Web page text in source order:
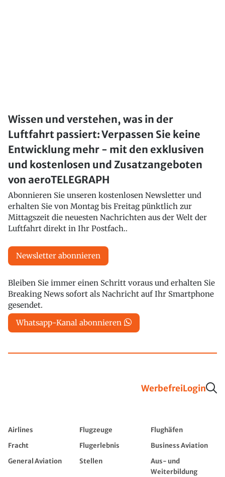
Wissen und verstehen, was in der
Luftfahrt passiert: Verpassen Sie keine
Entwicklung mehr - mit den exklusiven
und kostenlosen und Zusatzangeboten
von aeroTELEGRAPH
Abonnieren Sie unseren kostenlosen Newsletter und
erhalten Sie von Montag bis Freitag pünktlich zur
Mittagszeit die neuesten Nachrichten aus der Welt der
Luftfahrt direkt in Ihr Postfach..
Newsletter abonnieren
Bleiben Sie immer einen Schritt voraus und erhalten Sie
Breaking News sofort als Nachricht auf Ihr Smartphone
gesendet.
Whatsapp-Kanal abonnieren
WerbefreiLogin
Airlines Flugzeuge
Flughäfen
Fracht
Flugerlebnis
Business Aviation
General Aviation
Stellen
Aus- und
Weiterbildung